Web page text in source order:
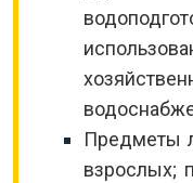
Предметы
взрослых;